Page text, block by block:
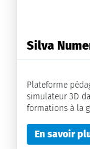
Silva
Plateforme
simulateur 3D
formations à la
En savoir